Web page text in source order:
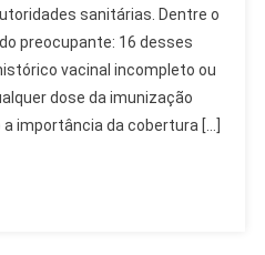
sanitárias. Dentre o
preocupante: 16 desses
vacinal incompleto ou
dose da imunização
importância da cobertura […]